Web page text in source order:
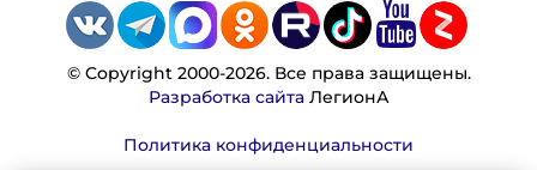
© Copyright 2000-2026. Все права защищены.
Разработка сайтаЛегионА
Политика конфиденциальности